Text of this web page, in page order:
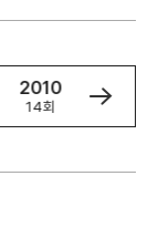
2010
14회
2009
13회